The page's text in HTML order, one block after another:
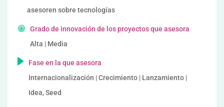
asesoren sobre tecnologías
Grado de innovación de los proyectos que asesora
Alta | Media
Fase en la que asesora
Internacionalización | Crecimiento | Lanzamiento |
Idea, Seed